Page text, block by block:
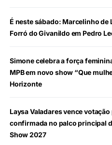
É neste sábado: Marcelinho
Forró do Givanildo em Pedro
Simone celebra a força
MPB em novo show “Que
Horizonte
Laysa Valadares vence votação
confirmada no palco principal
Show 2027